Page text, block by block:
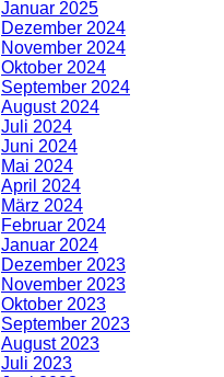
Januar 2025
Dezember 2024
November 2024
Oktober 2024
September 2024
August 2024
Juli 2024
Juni 2024
Mai 2024
April 2024
März 2024
Februar 2024
Januar 2024
Dezember 2023
November 2023
Oktober 2023
September 2023
August 2023
Juli 2023